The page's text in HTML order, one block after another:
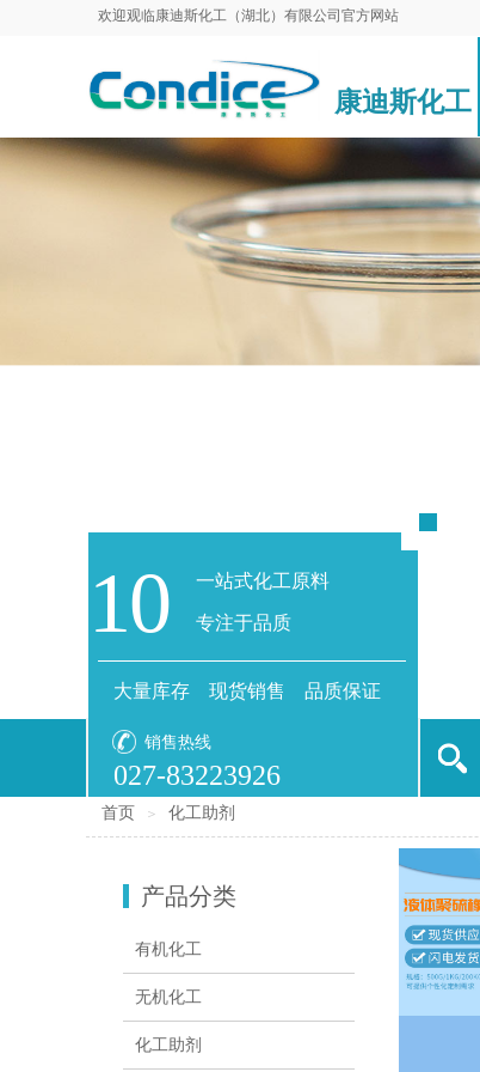
欢迎观临康迪斯化工（湖北）有限公司官方网站
康迪斯化工
专注于品质
大量库存 现货销售 品质保证
10
027-83223926
销售热线
一站式化工原料
首页 ＞ 化工助剂
产品分类
有机化工
无机化工
化工助剂